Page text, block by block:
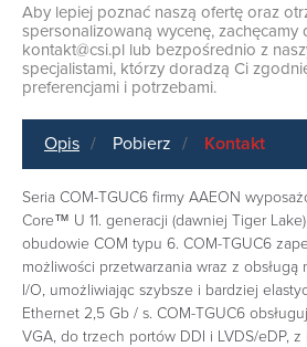
Aby lepiej poznać naszą ofertę oraz
spersonalizowaną wycenę,
kontakt@csi.pl lub bezpośrednio z
specjalistami, którzy doradzą Ci
preferencjami i potrzebami.
Opis Pobierz Kontakt
Seria COM-TGUC6 firmy AAEON
Core™ U 11. generacji (dawniej Tiger
obudowie COM typu 6. COM-TGUC6
możliwości przetwarzania wraz z
I/O, umożliwiając szybsze i bardziej
Ethernet 2,5 Gb / s. COM-TGUC6
VGA, do trzech portów DDI i LVDS/eDP,